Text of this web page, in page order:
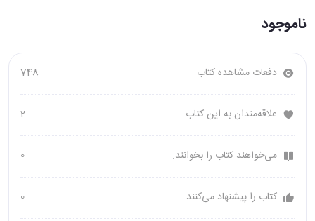
ناموجود
دفعات مشاهده کتاب 748
علاقه‌مندان به این کتاب 2
می‌خواهند کتاب را بخوانند. 0
کتاب را پیشنهاد می‌کنند 0